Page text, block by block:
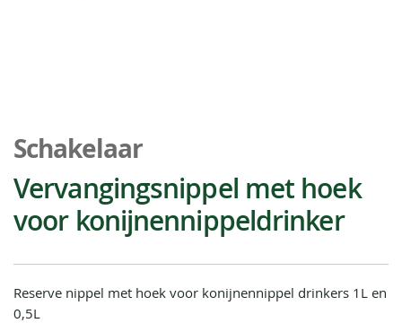
naar
het
begin
van
de
gallerij
Schakelaar
Vervangingsnippel met hoek
voor konijnennippeldrinker
Reserve nippel met hoek voor konijnennippel drinkers 1L en
0,5L